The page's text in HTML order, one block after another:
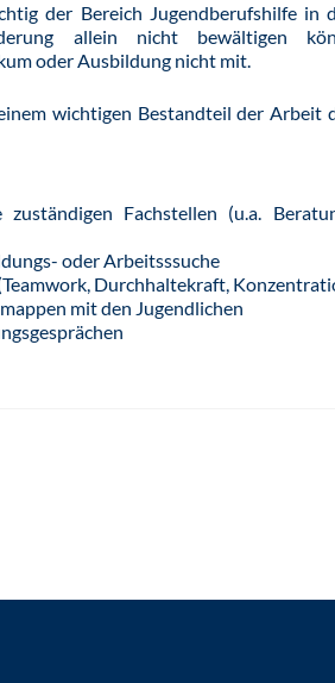
der Bereich Jugendberufshilfe
allein nicht bewältigen
oder Ausbildung nicht mit.
wichtigen Bestandteil der Arbeit
Fachstellen (u.a.
oder Arbeitsssuche
Durchhaltekraft,
mit den Jugendlichen